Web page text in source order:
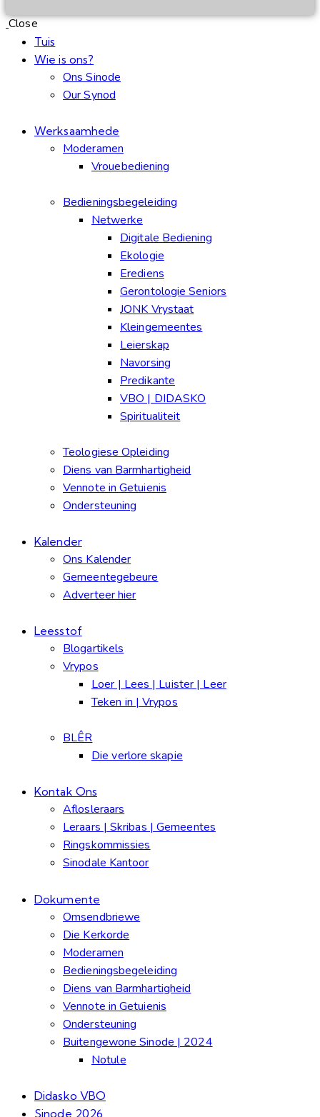
Close
Tuis
Wie is ons?
Ons Sinode
Our Synod
Werksaamhede
Moderamen
Vrouebediening
Bedieningsbegeleiding
Netwerke
Digitale Bediening
Ekologie
Erediens
Gerontologie Seniors
JONK Vrystaat
Kleingemeentes
Leierskap
Navorsing
Predikante
VBO | DIDASKO
Spiritualiteit
Teologiese Opleiding
Diens van Barmhartigheid
Vennote in Getuienis
Ondersteuning
Kalender
Ons Kalender
Gemeentegebeure
Adverteer hier
Leesstof
Blogartikels
Vrypos
Loer | Lees | Luister | Leer
Teken in | Vrypos
BLÊR
Die verlore skapie
Kontak Ons
Aflosleraars
Leraars | Skribas | Gemeentes
Ringskommissies
Sinodale Kantoor
Dokumente
Omsendbriewe
Die Kerkorde
Moderamen
Bedieningsbegeleiding
Diens van Barmhartigheid
Vennote in Getuienis
Ondersteuning
Buitengewone Sinode | 2024
Notule
Didasko VBO
Sinode 2026